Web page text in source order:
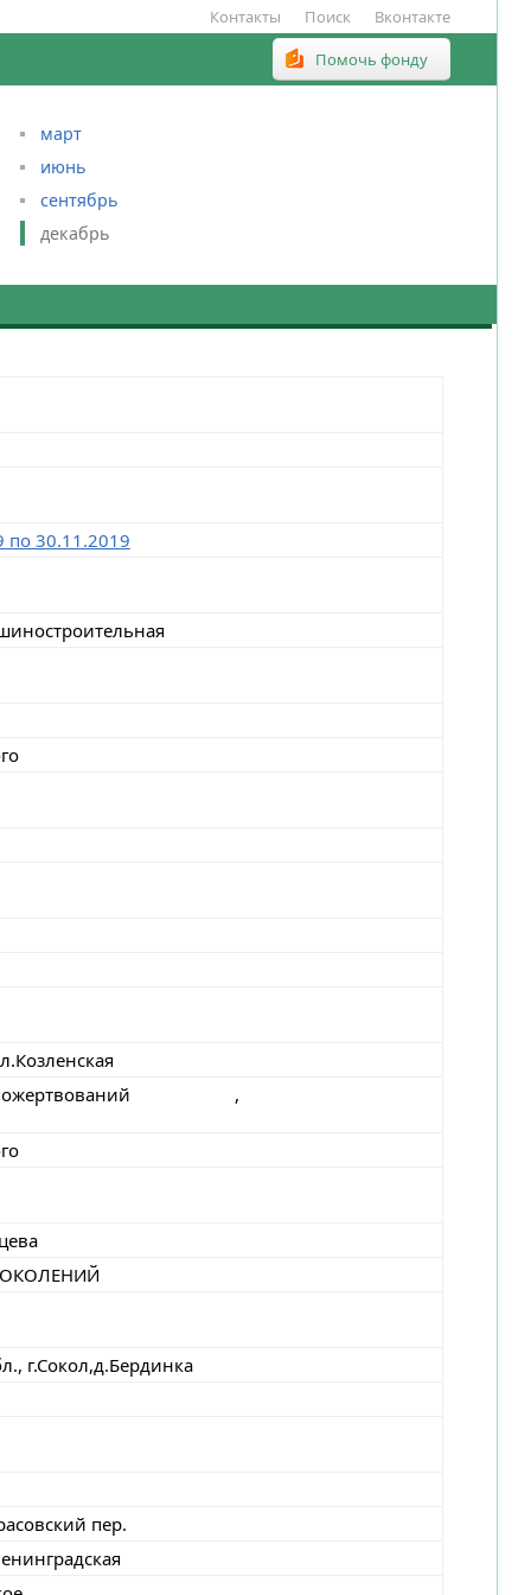
Контакты Поиск Вконтакте
Помочь фонду
март
июнь
сентябрь
декабрь
по 30.11.2019
пожертвований ,
г.Сокол,д.Бердинка
пер.